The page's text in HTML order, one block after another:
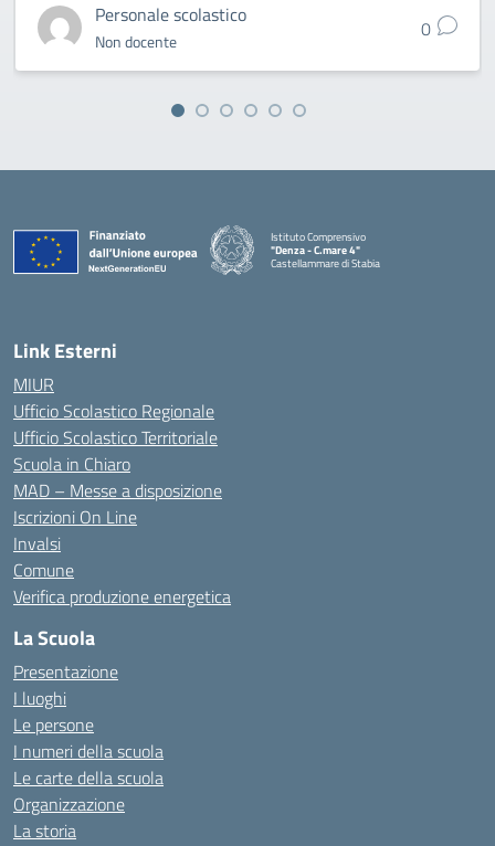
Personale scolastico
Non docente 0
Istituto Comprensivo
"Denza - C.mare 4"
Castellammare di Stabia
Link Esterni
MIUR
Ufficio Scolastico Regionale
Ufficio Scolastico Territoriale
Scuola in Chiaro
MAD – Messe a disposizione
Iscrizioni On Line
Invalsi
Comune
Verifica produzione energetica
La Scuola
Presentazione
I luoghi
Le persone
I numeri della scuola
Le carte della scuola
Organizzazione
La storia